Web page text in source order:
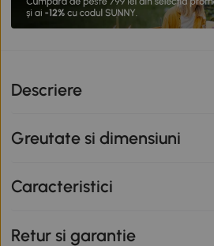
Descriere
Greutate si dimensiuni
Caracteristici
Retur si garantie